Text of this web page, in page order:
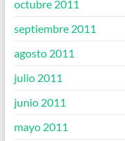
octubre 2011
septiembre 2011
agosto 2011
julio 2011
junio 2011
mayo 2011